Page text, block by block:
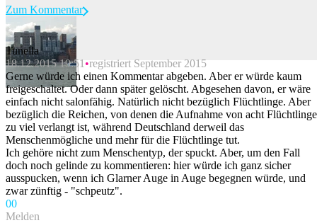
Beitrag melden
Zum Kommentar
Tunella
18.12.2015 19:51 registriert September 2015
Gerne würde ich einen Kommentar abgeben. Aber er würde kaum
freigeschaltet. Oder dann später gelöscht. Abgesehen davon, er wäre
einfach nicht salonfähig. Natürlich nicht bezüglich Flüchtlinge. Aber
bezüglich die Reichen, von denen die Aufnahme von acht Flüchtlinge
zu viel verlangt ist, während Deutschland derweil das
Menschenmögliche und mehr für die Flüchtlinge tut.
Ich gehöre nicht zum Menschentyp, der spuckt. Aber, um den Fall
doch noch gelinde zu kommentieren: hier würde ich ganz sicher
ausspucken, wenn ich Glarner Auge in Auge begegnen würde, und
zwar zünftig - "schpeutz".
00
Melden